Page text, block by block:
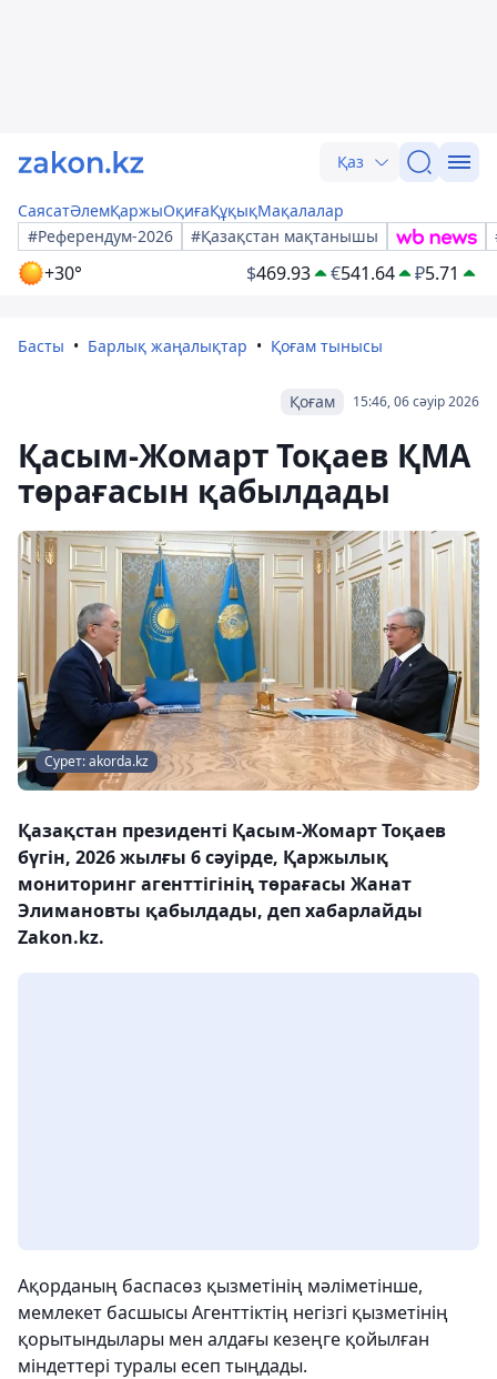
Қаз
СаясатӘлемҚаржыОқиғаҚұқықМақалалар
#Референдум-2026
#Қазақстан мақтанышы
+30° $469.93 €541.64 ₽5.71
Басты Барлық жаңалықтар Қоғам тынысы
15:46, 06 сәуір 2026
Қоғам
Қасым-Жомарт Тоқаев ҚМА
төрағасын қабылдады
Сурет: akorda.kz
Қазақстан президенті Қасым-Жомарт Тоқаев
бүгін, 2026 жылғы 6 сәуірде, Қаржылық
мониторинг агенттігінің төрағасы Жанат
Элимановты қабылдады, деп хабарлайды
Zakon.kz.
Ақорданың баспасөз қызметінің мәліметінше,
мемлекет басшысы Агенттіктің негізгі қызметінің
қорытындылары мен алдағы кезеңге қойылған
міндеттері туралы есеп тыңдады.